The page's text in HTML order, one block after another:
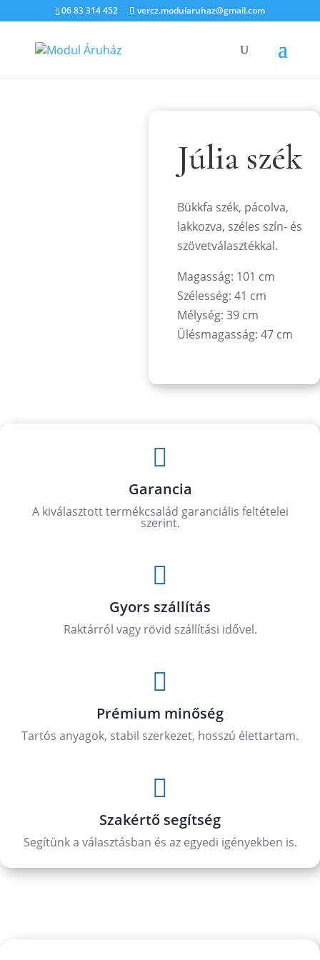
06 83 314 452 vercz.modularuhaz@gmail.com
Júlia szék
Bükkfa szék, pácolva,
lakkozva, széles szín- és
szövetválasztékkal.
Magasság: 101 cm
Szélesség: 41 cm
Mélység: 39 cm
Ülésmagasság: 47 cm

Garancia
A kiválasztott termékcsalád garanciális feltételei
szerint.

Gyors szállítás
Raktárról vagy rövid szállítási idővel.

Prémium minőség
Tartós anyagok, stabil szerkezet, hosszú élettartam.

Szakértő segítség
Segítünk a választásban és az egyedi igényekben is.